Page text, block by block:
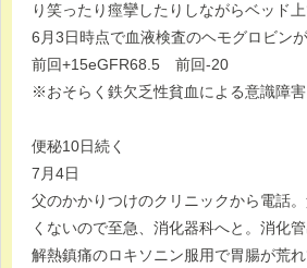
り笑ったり痙攣したりしながらベッド上
6月3日時点で血液検査のヘモグロビン
前回+15eGFR68.5 前回-20
※おそらく鉄欠乏性貧血による意識障害
便秘10日続く
7月4日
父のかかりつけのクリニックから電話
くないので至急、消化器科へと。消化管
解熱鎮痛のロキソニン服用で胃腸が荒